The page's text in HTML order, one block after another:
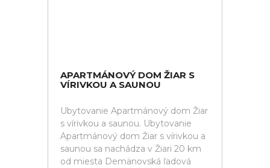
APARTMÁNOVÝ DOM ŽIAR S
VÍRIVKOU A SAUNOU
Ubytovanie Apartmánový dom Žiar
s vírivkou a saunou. Ubytovanie
Apartmánový dom Žiar s vírivkou a
saunou sa nachádza v Žiari 20 km
od miesta Demänovská ľadová